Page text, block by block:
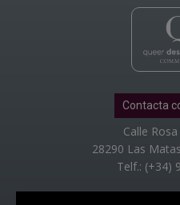
Contacta
Calle
28290 Las
Telf.: (+34)